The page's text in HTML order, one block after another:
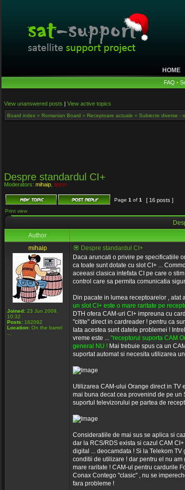
HOME
FAQ •
View unanswered posts | View active topics
Board index » Romanian Board » Receptoare actuale » Subiecte diverse -
Despre standardul CI+
Moderators: mihaip lipton
Page 1 of 1 [ 16 posts ]
Print view
Author
mihaip
Joined: 23 Jun 2009,
10:32
Posts: 162092
Location: On the barrel
Despre standardul CI+
Daca aruncati o privire pe specificatiile
ca toate sunt dotate cu slot CI+ ...
aceeasi clasica intefata CI pe care o
control care sa permita comunicatia
Din pacate in lumea receptoarelor , atat
un slot CI+ este o mare raritate pe
DTH ofera CAM-uri CI+ impreuna cu
"citite" direct in cardreader ! pentru ca
Iata acestea sunt datele problemei !
vreme este ... "receptorul suporta CAM
general NU ! Mai trebuie spus ca un
suportat automat si necesita utilizarea
Utilizarea CAM-ului Orange direct in TV
mai buna decat cea provenind de pe
suportul televizorului pe partea de
Consideratiile de mai sus se aplica si
dar la RCS/RDS exista si cazul CAM
digital ... deocamdata ! Si la Telekom
conditii de utilizare ! dar pentru el nu am
mare raritate ! CAM-ul pentru cardurile
Conax Contego "clasic" , nu se
fara probleme !